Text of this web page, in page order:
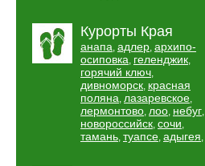
Курорты Края
анапа, адлер, архипо-
осиповка, геленджик,
горячий ключ,
дивноморск, красная
поляна, лазаревское,
лермонтово, лоо, небуг,
новороссийск, сочи,
тамань, туапсе, адыгея,